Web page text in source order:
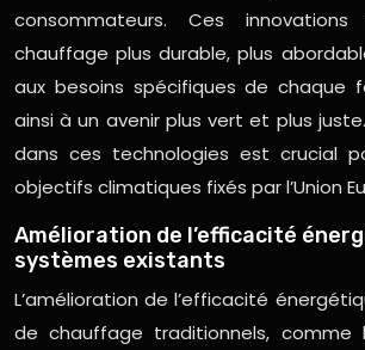
consommateurs. Ces
chauffage plus durable, plus
aux besoins spécifiques de chaque
ainsi à un avenir plus vert et plus
dans ces technologies est crucial
objectifs climatiques fixés par l’Union
Amélioration de l’efficacité
systèmes existants
L’amélioration de l’efficacité
de chauffage traditionnels, comme